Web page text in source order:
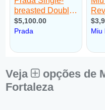
Veja
opções de
Fortaleza